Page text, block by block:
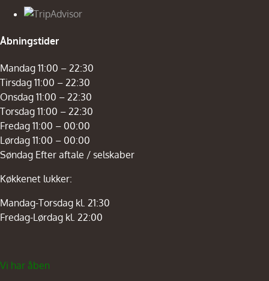
Åbningstider
Mandag 11:00 – 22:30
Tirsdag 11:00 – 22:30
Onsdag 11:00 – 22:30
Torsdag 11:00 – 22:30
Fredag 11:00 – 00:00
Lørdag 11:00 – 00:00
Søndag Efter aftale / selskaber
Køkkenet lukker:
Mandag-Torsdag kl. 21:30
Fredag-Lørdag kl. 22:00
Vi har åben